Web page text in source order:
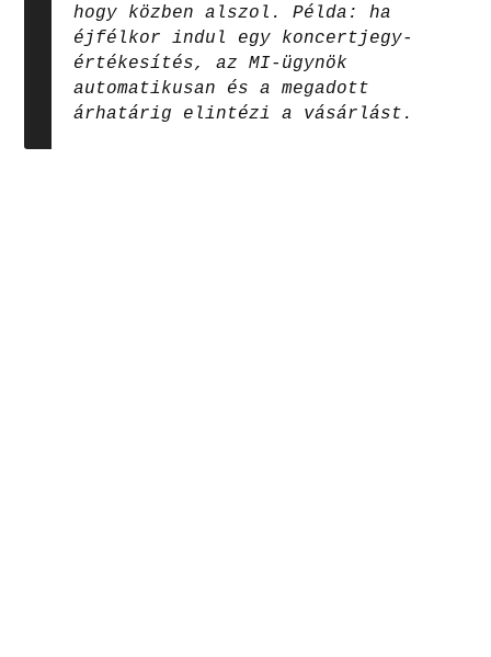
hogy közben alszol. Példa: ha
éjfélkor indul egy koncertjegy-
értékesítés, az MI-ügynök
automatikusan és a megadott
árhatárig elintézi a vásárlást.